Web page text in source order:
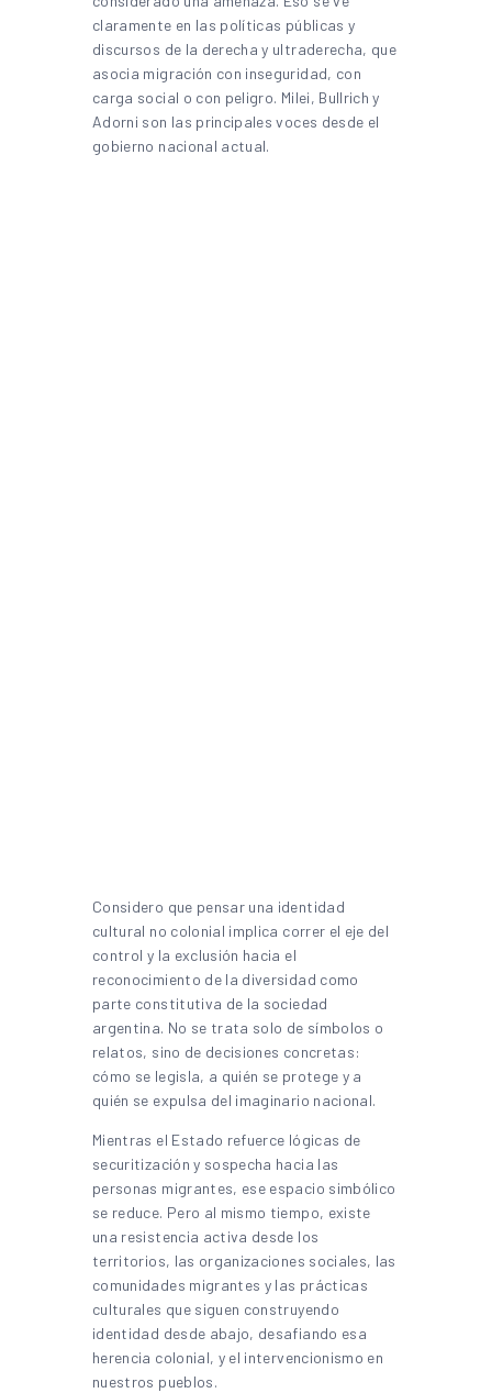
claramente en las políticas públicas y
discursos de la derecha y ultraderecha, que
asocia migración con inseguridad, con
carga social o con peligro. Milei, Bullrich y
Adorni son las principales voces desde el
gobierno nacional actual.
Considero que pensar una identidad
cultural no colonial implica correr el eje del
control y la exclusión hacia el
reconocimiento de la diversidad como
parte constitutiva de la sociedad
argentina. No se trata solo de símbolos o
relatos, sino de decisiones concretas:
cómo se legisla, a quién se protege y a
quién se expulsa del imaginario nacional.
Mientras el Estado refuerce lógicas de
securitización y sospecha hacia las
personas migrantes, ese espacio simbólico
se reduce. Pero al mismo tiempo, existe
una resistencia activa desde los
territorios, las organizaciones sociales, las
comunidades migrantes y las prácticas
culturales que siguen construyendo
identidad desde abajo, desafiando esa
herencia colonial, y el intervencionismo en
nuestros pueblos.